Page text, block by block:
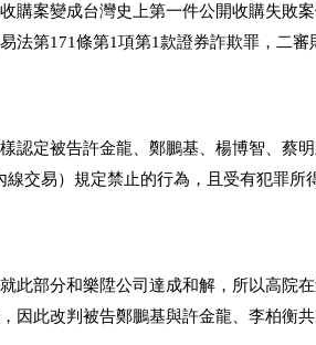
購案變成台灣史上第一件公開收購失敗
法第171條第1項第1款證券詐欺罪，二審
認定被告許金龍、鄭鵬基、楊博智、蔡
交易）規定禁止的行為，且受有犯罪所
此部分和樂陞公司達成和解，所以高院
因此改判被告鄭鵬基與許金龍、李柏衡